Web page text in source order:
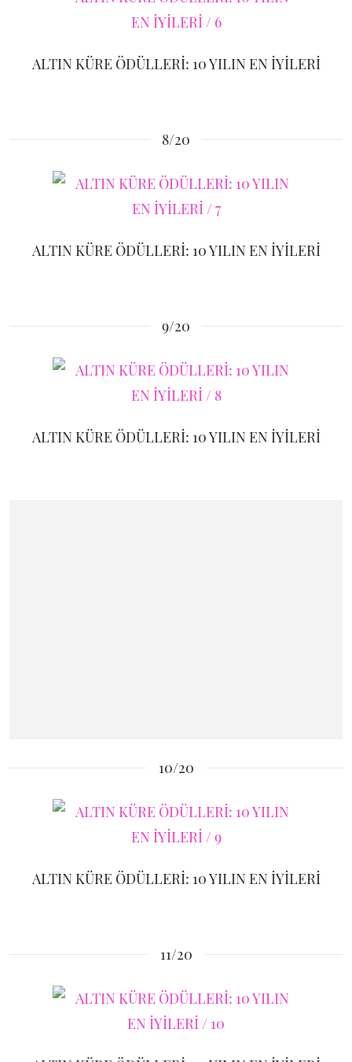
ALTIN KÜRE ÖDÜLLERİ: 10 YILIN EN İYİLERİ
8/20
ALTIN KÜRE ÖDÜLLERİ: 10 YILIN EN İYİLERİ
9/20
ALTIN KÜRE ÖDÜLLERİ: 10 YILIN EN İYİLERİ
10/20
ALTIN KÜRE ÖDÜLLERİ: 10 YILIN EN İYİLERİ
11/20